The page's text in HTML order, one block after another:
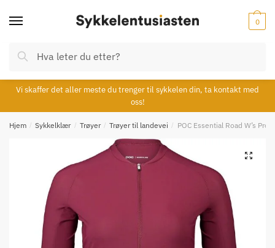
Søk
etter:
Søk
0
Vi skaffer det aller meste du trenger til sykkelen din, ta kontakt med
oss!
Hjem / Sykkelklær / Trøyer / Trøyer til landevei / POC Essential Road W’s
🔍